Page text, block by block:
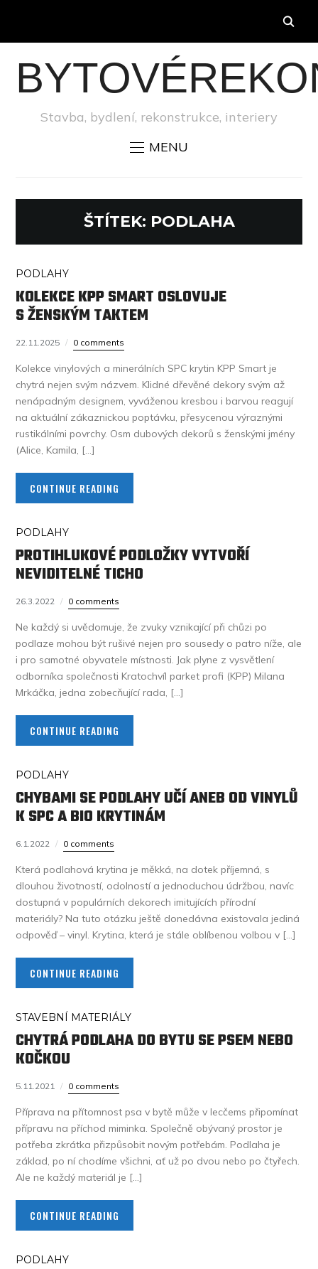
Stavba, bydlení, rekonstrukce, interiery
MENU
ŠTÍTEK: PODLAHA
PODLAHY
KOLEKCE KPP SMART OSLOVUJE
S ŽENSKÝM TAKTEM
22.11.2025 0 comments
Kolekce vinylových a minerálních SPC krytin KPP Smart je
chytrá nejen svým názvem. Klidné dřevěné dekory svým až
nenápadným designem, vyváženou kresbou i barvou reagují
na aktuální zákaznickou poptávku, přesycenou výraznými
rustikálními povrchy. Osm dubových dekorů s ženskými jmény
(Alice, Kamila, […]
CONTINUE READING
PODLAHY
PROTIHLUKOVÉ PODLOŽKY VYTVOŘÍ
NEVIDITELNÉ TICHO
26.3.2022 0 comments
Ne každý si uvědomuje, že zvuky vznikající při chůzi po
podlaze mohou být rušivé nejen pro sousedy o patro níže, ale
i pro samotné obyvatele místnosti. Jak plyne z vysvětlení
odborníka společnosti Kratochvíl parket profi (KPP) Milana
Mrkáčka, jedna zobecňující rada, […]
CONTINUE READING
PODLAHY
CHYBAMI SE PODLAHY UČÍ ANEB OD VINYLŮ
K SPC A BIO KRYTINÁM
6.1.2022 0 comments
Která podlahová krytina je měkká, na dotek příjemná, s
dlouhou životností, odolností a jednoduchou údržbou, navíc
dostupná v populárních dekorech imitujících přírodní
materiály? Na tuto otázku ještě donedávna existovala jediná
odpověď – vinyl. Krytina, která je stále oblíbenou volbou v […]
CONTINUE READING
STAVEBNÍ MATERIÁLY
CHYTRÁ PODLAHA DO BYTU SE PSEM NEBO
KOČKOU
5.11.2021 0 comments
Příprava na přítomnost psa v bytě může v lecčems připomínat
přípravu na příchod miminka. Společně obývaný prostor je
potřeba zkrátka přizpůsobit novým potřebám. Podlaha je
základ, po ní chodíme všichni, ať už po dvou nebo po čtyřech.
Ale ne každý materiál je […]
CONTINUE READING
PODLAHY